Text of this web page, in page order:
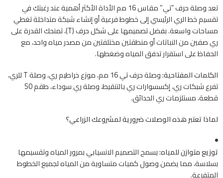
تعد وصلة حرف “تي” مقاس 16 مم الأداة الأكثر أهمية عند رغبتك في
تقسيم خط الري الرئيسي إلى خطوط فرعية أو إنشاء شبكة متداخلة تغطي
مساحات واسعة. بفضل تصميمها على شكل حرف (T)، تمنحك القدرة على
ري صفين من النباتات أو منطقتين مختلفتين من مصدر مياه واحد، مع
الحفاظ على استقرار تدفق المياه وضغطها.
الكلمات المفتاحية:
وصلة حرف تي 16 مم، موزع خراطيم ري، وصلة T للري،
تفرع شبكات ري، إكسسوارات ري بالتنقيط، وصلة ري سوداء، طقم 50
قطعة، مستلزمات ري الحدائق.
لماذا تعتبر هذه الوصلات ضرورية لمشروعك الزراعي؟
توزيع متوازن للمياه:يسمح التصميم الانسيابي بمرور المياه وتقسيمها
بسلاسة، مما يضمن وصول كميات متساوية من المياه لجميع الخطوط
المتفرعة.